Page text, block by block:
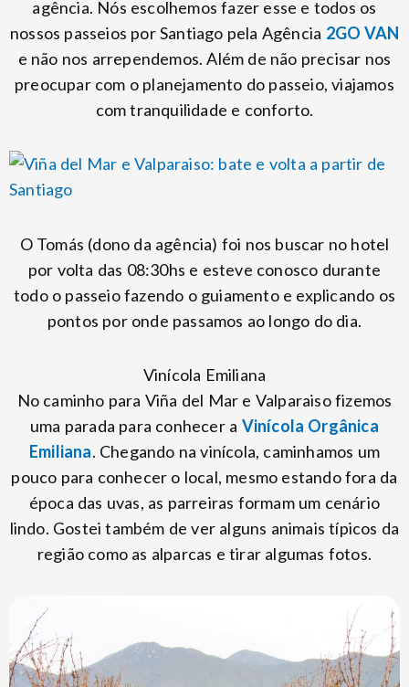
agência. Nós escolhemos fazer esse e todos os
nossos passeios por Santiago pela Agência 2GO VAN
e não nos arrependemos. Além de não precisar nos
preocupar com o planejamento do passeio, viajamos
com tranquilidade e conforto.
O Tomás (dono da agência) foi nos buscar no hotel
por volta das 08:30hs e esteve conosco durante
todo o passeio fazendo o guiamento e explicando os
pontos por onde passamos ao longo do dia.
Vinícola Emiliana
No caminho para Viña del Mar e Valparaiso fizemos
uma parada para conhecer a Vinícola Orgânica
Emiliana. Chegando na vinícola, caminhamos um
pouco para conhecer o local, mesmo estando fora da
época das uvas, as parreiras formam um cenário
lindo. Gostei também de ver alguns animais típicos da
região como as alparcas e tirar algumas fotos.